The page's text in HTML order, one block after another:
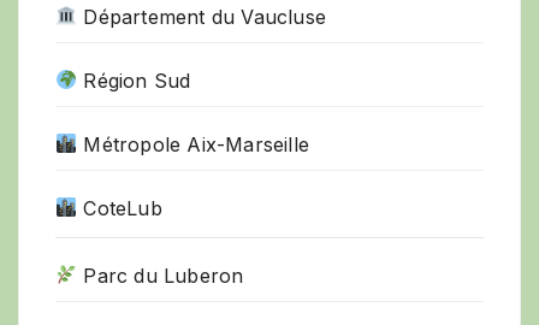
Département du Vaucluse
Région Sud
Métropole Aix-Marseille
CoteLub
Parc du Luberon